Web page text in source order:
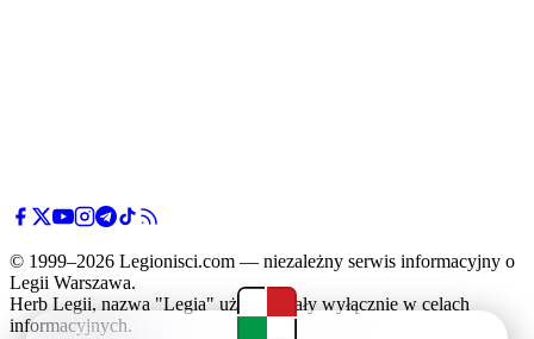
© 1999–2026 Legionisci.com — niezależny serwis informacyjny o
Legii Warszawa.
Herb Legii, nazwa "Legia" użyte zostały wyłącznie w celach
informacyjnych.